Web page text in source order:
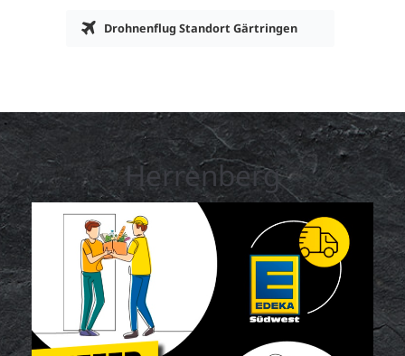
Drohnenflug Standort Gärtringen
Herrenberg